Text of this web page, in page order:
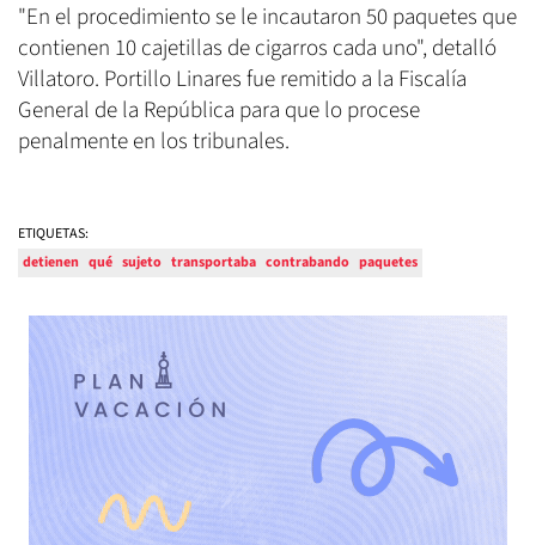
"En el procedimiento se le incautaron 50 paquetes que
contienen 10 cajetillas de cigarros cada uno", detalló
Villatoro. Portillo Linares fue remitido a la Fiscalía
General de la República para que lo procese
penalmente en los tribunales.
ETIQUETAS:
detienen qué sujeto transportaba contrabando paquetes